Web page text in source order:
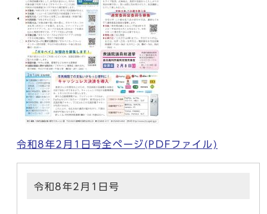
令和8年2月1日号全ページ(PDFファイル)
令和8年2月1日号